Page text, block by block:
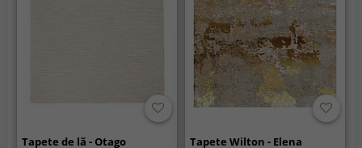
Tapete de lã - Otago
Tapete Wilton - Elena